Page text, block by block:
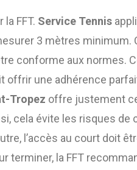
FFT. Service Tennis
3 mètres minimum.
conforme aux normes.
offrir une adhérence
Tropez offre justement
cela évite les risques de
l’accès au court doit
terminer, la FFT